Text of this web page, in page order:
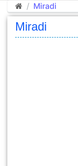
Miradi
Miradi